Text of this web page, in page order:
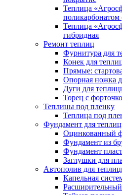
Теплица
Теплица
гибридная
Ремонт теплиц
Фурнитура для
Конек для
Прямые:
Опорная ножка
Дуги для
Торец с
Теплицы под пленку
Теплица под
Фундамент для
Оцинкованный
Фундамент из
Фундамент
Заглушки для
Автополив для
Капельная